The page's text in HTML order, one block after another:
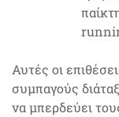
Αυτές οι
συμπαγούς
να μπερδεύει